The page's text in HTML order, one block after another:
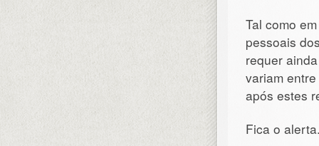
Tal como
pessoais
requer
variam
após estes
Fica o